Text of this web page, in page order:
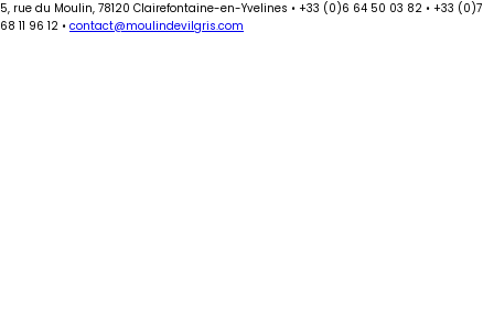
5, rue du Moulin, 78120 Clairefontaine-en-Yvelines • +33 (0)6 64 50 03 82 • +33 (0)7
68 11 96 12 • contact@moulindevilgris.com